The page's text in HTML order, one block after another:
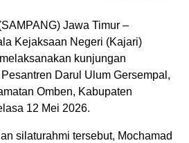
Jawa Timur –
Kejaksaan Negeri (Kajari)
kunjungan
Darul Ulum Gersempal,
Omben, Kabupaten
12 Mei 2026.
silaturahmi tersebut, Mochamad